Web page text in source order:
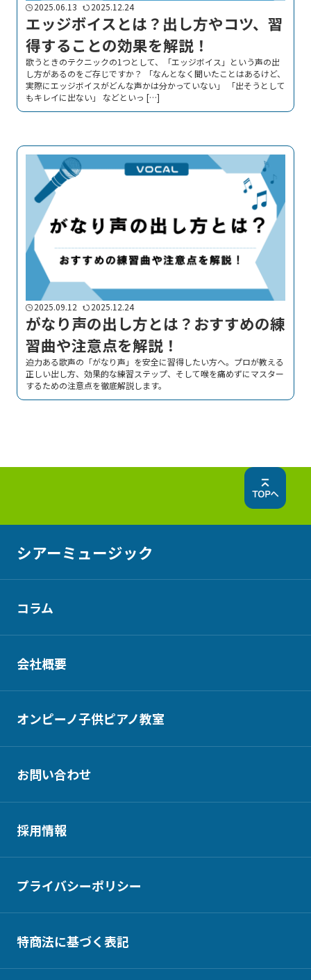
2025.06.13 2025.12.24
エッジボイスとは？出し方やコツ、習
得することの効果を解説！
歌うときのテクニックの1つとして、「エッジボイス」という声の出
し方があるのをご存じですか？ 「なんとなく聞いたことはあるけど、
実際にエッジボイスがどんな声かは分かっていない」 「出そうとして
もキレイに出ない」 などといっ […]
2025.09.12 2025.12.24
がなり声の出し方とは？おすすめの練
習曲や注意点を解説！
迫力ある歌声の「がなり声」を安全に習得したい方へ。プロが教える
正しい出し方、効果的な練習ステップ、そして喉を痛めずにマスター
するための注意点を徹底解説します。
シアーミュージック
コラム
会社概要
オンピーノ子供ピアノ教室
お問い合わせ
採用情報
プライバシーポリシー
特商法に基づく表記